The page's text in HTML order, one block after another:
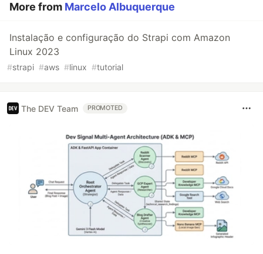
More from Marcelo Albuquerque
Instalação e configuração do Strapi com Amazon
Linux 2023
#strapi #aws #linux #tutorial
The DEV Team PROMOTED